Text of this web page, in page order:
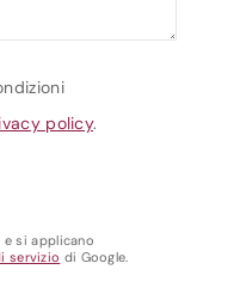
policy.
e si applicano
servizio di Google.